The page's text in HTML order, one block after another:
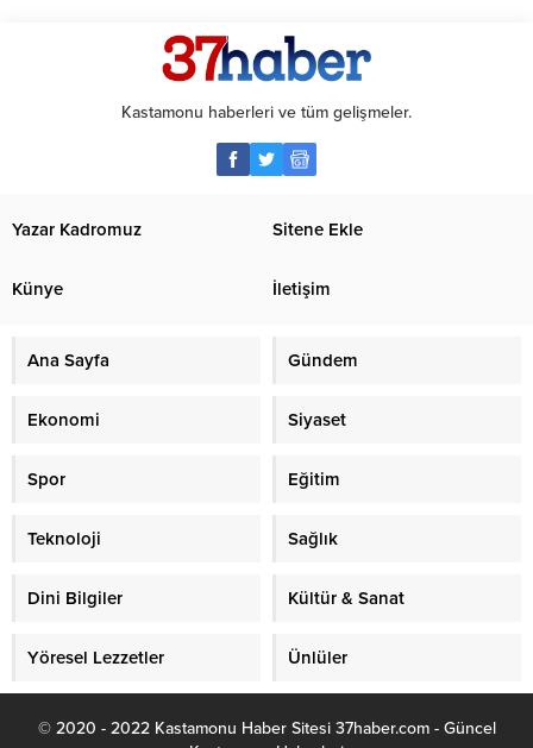
Kastamonu haberleri ve tüm gelişmeler.
Yazar Kadromuz Sitene Ekle
Künye İletişim
Ana Sayfa Gündem
Ekonomi Siyaset
Spor Eğitim
Teknoloji Sağlık
Dini Bilgiler Kültür & Sanat
Yöresel Lezzetler Ünlüler
© 2020 - 2022 Kastamonu Haber Sitesi 37haber.com - Güncel